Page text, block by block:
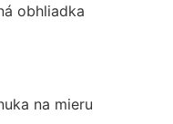
obhliadka
na mieru